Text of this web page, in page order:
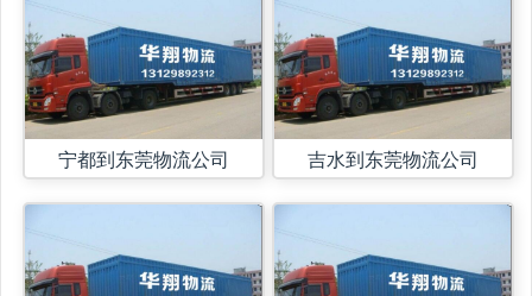
宁都到东莞物流公司 吉水到东莞物流公司